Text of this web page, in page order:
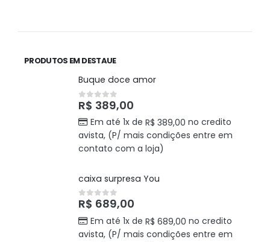
PRODUTOS EM DESTAUE
Buque doce amor
0out of 5
R$ 389,00
Em até 1x de R$ 389,00 no credito
avista, (P/ mais condições entre em
contato com a loja)
caixa surpresa You
0out of 5
R$ 689,00
Em até 1x de R$ 689,00 no credito
avista, (P/ mais condições entre em